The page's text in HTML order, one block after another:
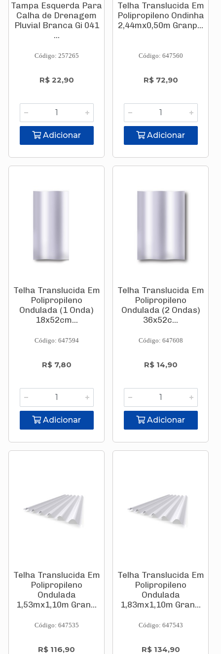
Tampa Esquerda Para
Calha de Drenagem
Pluvial Branca Gi 041
...
Código: 257265
R$ 22,90
Adicionar
Telha Translucida Em
Polipropileno Ondinha
2,44mx0,50m Granp...
Código: 647560
R$ 72,90
Adicionar
Telha Translucida Em
Polipropileno
Ondulada (1 Onda)
18x52cm...
Código: 647594
R$ 7,80
Adicionar
Telha Translucida Em
Polipropileno
Ondulada (2 Ondas)
36x52c...
Código: 647608
R$ 14,90
Adicionar
Telha Translucida Em
Polipropileno
Ondulada
1,53mx1,10m Gran...
Código: 647535
R$ 116,90
Telha Translucida Em
Polipropileno
Ondulada
1,83mx1,10m Gran...
Código: 647543
R$ 134,90